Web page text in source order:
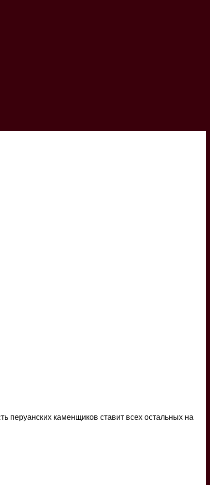
перуанских каменщиков ставит всех остальных на